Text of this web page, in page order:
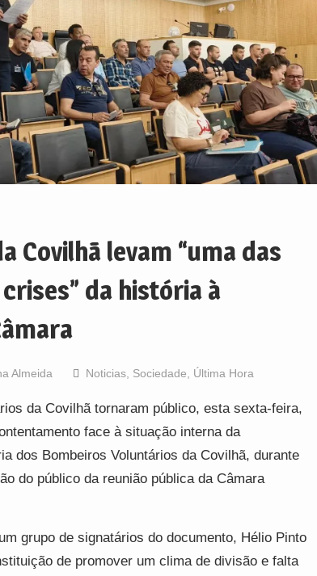
Covilhã levam “uma das
da história à
Almeida Noticias, Sociedade Última Hora
da Covilhã tornaram público, esta sexta-feira,
face à situação interna da
dos Bombeiros Voluntários da Covilhã, durante
do público da reunião pública da Câmara
grupo de signatários do documento, Hélio Pinto
de promover um clima de divisão e falta